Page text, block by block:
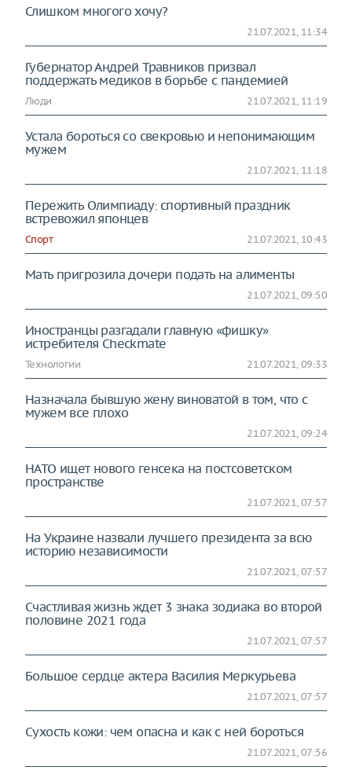
Слишком многого хочу?
21.07.2021, 11:34
Губернатор Андрей Травников призвал
поддержать медиков в борьбе с пандемией
Люди 21.07.2021, 11:19
Устала бороться со свекровью и непонимающим
мужем
21.07.2021, 11:18
Пережить Олимпиаду: спортивный праздник
встревожил японцев
Спорт 21.07.2021, 10:43
Мать пригрозила дочери подать на алименты
21.07.2021, 09:50
Иностранцы разгадали главную «фишку»
истребителя Checkmate
Технологии 21.07.2021, 09:33
Назначала бывшую жену виноватой в том, что с
мужем все плохо
21.07.2021, 09:24
НАТО ищет нового генсека на постсоветском
пространстве
21.07.2021, 07:57
На Украине назвали лучшего президента за всю
историю независимости
21.07.2021, 07:57
Счастливая жизнь ждет 3 знака зодиака во второй
половине 2021 года
21.07.2021, 07:57
Большое сердце актера Василия Меркурьева
21.07.2021, 07:57
Сухость кожи: чем опасна и как с ней бороться
21.07.2021, 07:56